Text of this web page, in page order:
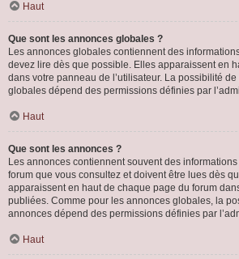
Haut
Que sont les annonces globales ?
Les annonces globales contiennent des
devez lire dès que possible. Elles apparaissent en
dans votre panneau de l’utilisateur. La possibilité
globales dépend des permissions définies par
Haut
Que sont les annonces ?
Les annonces contiennent souvent des
forum que vous consultez et doivent être lues dès
apparaissent en haut de chaque page du forum
publiées. Comme pour les annonces globales, la
annonces dépend des permissions définies par
Haut